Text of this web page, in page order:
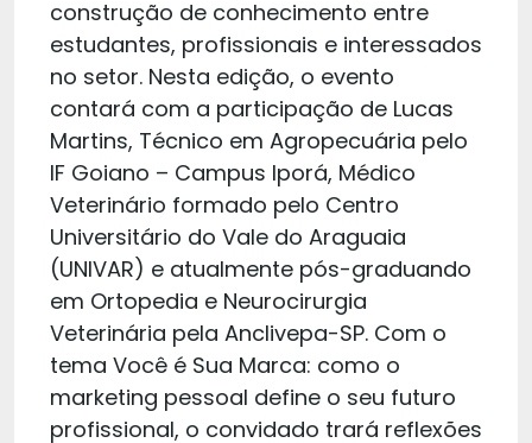
construção de conhecimento entre
estudantes, profissionais e interessados
no setor. Nesta edição, o evento
contará com a participação de Lucas
Martins, Técnico em Agropecuária pelo
IF Goiano – Campus Iporá, Médico
Veterinário formado pelo Centro
Universitário do Vale do Araguaia
(UNIVAR) e atualmente pós-graduando
em Ortopedia e Neurocirurgia
Veterinária pela Anclivepa-SP. Com o
tema Você é Sua Marca: como o
marketing pessoal define o seu futuro
profissional, o convidado trará reflexões